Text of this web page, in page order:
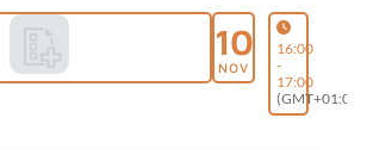
10
NOV
16:00
-
17:00
(GMT+01:00)